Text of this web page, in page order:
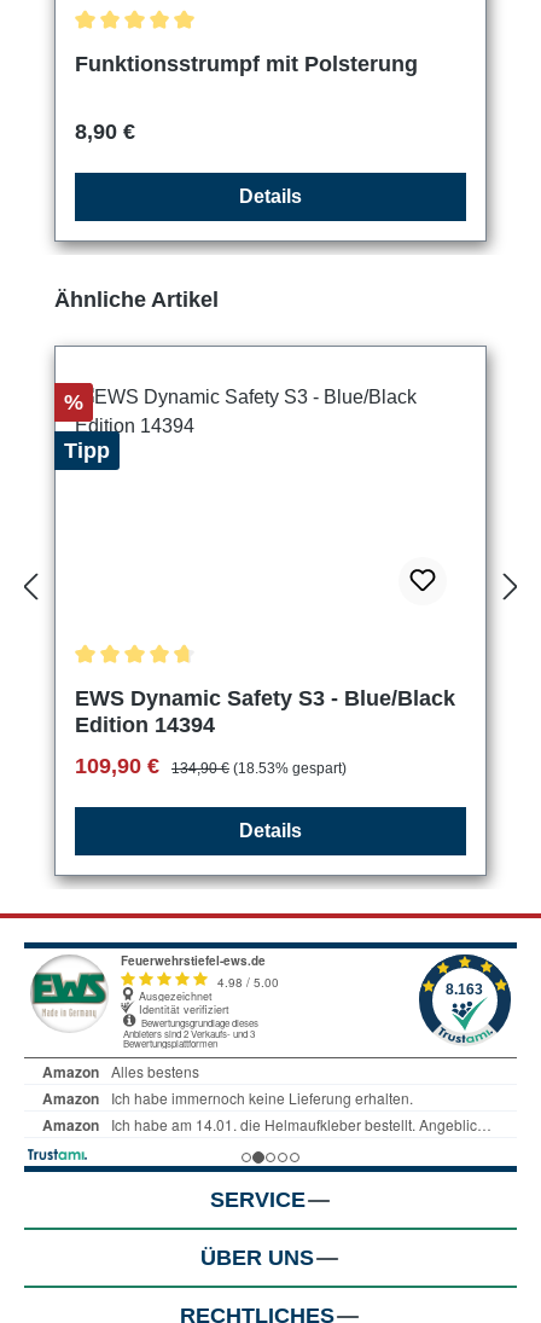
Funktionsstrumpf mit Polsterung
Regulärer Preis:
8,90 €
Details
Produktgalerie überspringen
Ähnliche Artikel
Rabatt
%
Tipp
EWS Dynamic Safety S3 - Blue/Black
Edition 14394
Verkaufspreis:
109,90 € Regulärer Preis:
134,90 € (18.53% gespart)
Details
SERVICE
ÜBER UNS
RECHTLICHES